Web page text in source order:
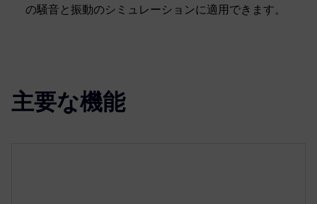
の騒音と振動のシミュレーションに適用できます。
主要な機能